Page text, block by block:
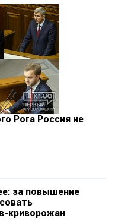
Рога Россия не
за повышение
криворожан